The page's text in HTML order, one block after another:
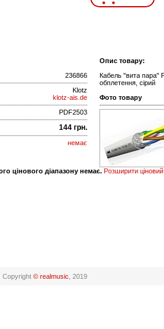
236866
Klotz
klotz-ais.de
PDF2503
144 грн.
немає
Опис товару:
Кабель "вита пара"
обплетення, сірий
Фото товару
цінового діапазону немає. Розширити
Copyright © realmusic , 2019